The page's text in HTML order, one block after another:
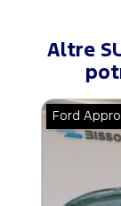
Altre
Ford